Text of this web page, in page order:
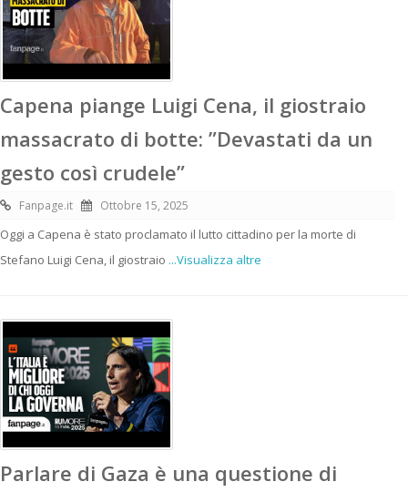
Capena piange Luigi Cena, il giostraio
massacrato di botte: ”Devastati da un
gesto così crudele”
Fanpage.it Ottobre 15, 2025
Oggi a Capena è stato proclamato il lutto cittadino per la morte di
Stefano Luigi Cena, il giostraio ...Visualizza altre
Parlare di Gaza è una questione di